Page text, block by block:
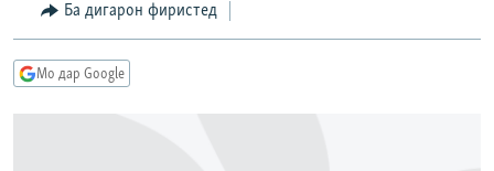
ҷусторФАРҲАНГ
ВАРЗИШ
НАЗАРИ МАРДУМ
ОЗОДӢ ОНЛАЙН
ВИДЕО
РӮЙХАТҲО
Ба дигарон фиристед
Мо дар Google